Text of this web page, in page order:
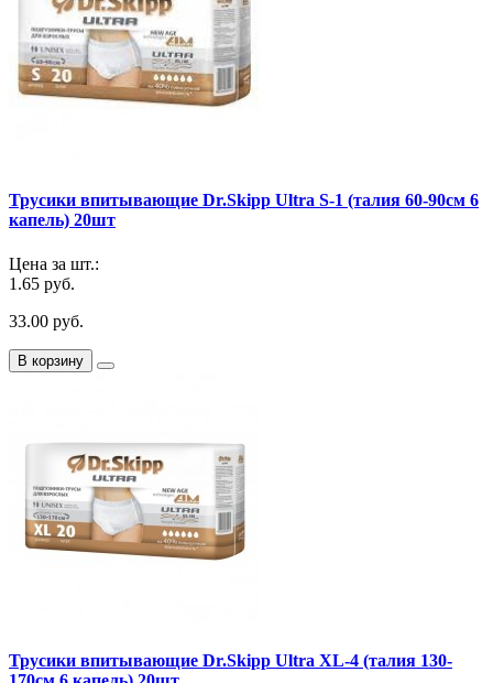
Трусики впитывающие Dr.Skipp Ultra S-1 (талия 60-90см 6
капель) 20шт
Цена за шт.:
1.65 руб.
33.00 руб.
В корзину
Трусики впитывающие Dr.Skipp Ultra XL-4 (талия 130-